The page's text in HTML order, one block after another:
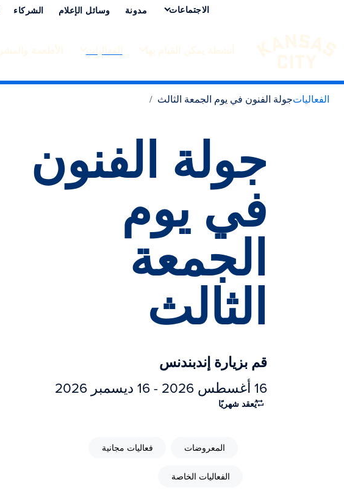
تفضل بزيارة مدينة كانساس سيتي
الاجتماعات مدونة وسائل الإعلام الشركاء
الانتقال إلى المحتوى
الفعالياتجولة الفنون في يوم الجمعة الثالث
جولة الفنون
في يوم
الجمعة
الثالث
قم بزيارة إندبندنس
16 أغسطس 2026 - 16 ديسمبر 2026
يُعقد شهريًا
المعروضات فعاليات مجانية
الفعاليات الخاصة